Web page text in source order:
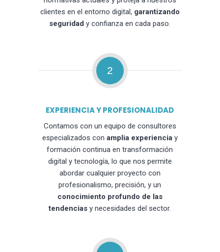
clientes en el entorno digital, garantizando
seguridad y confianza en cada paso.
2
EXPERIENCIA Y PROFESIONALIDAD
Contamos con un equipo de consultores
especializados con amplia experienciay
formación continua en transformación
digital y tecnología, lo que nos permite
abordar cualquier proyecto con
profesionalismo, precisión, y un
conocimiento profundo de las
tendencias y necesidades del sector.